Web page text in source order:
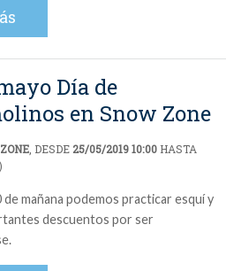
Día de
en Snow Zone
, DESDE 25/05/2019 10:00 HASTA
)
de mañana podemos practicar esquí y
descuentos por ser